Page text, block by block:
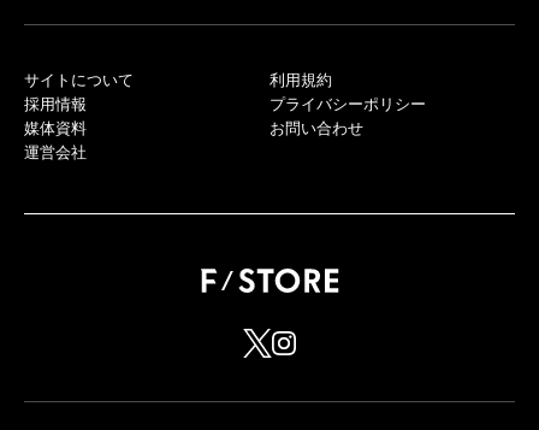
サイトについて
採用情報
媒体資料
運営会社
利用規約
プライバシーポリシー
お問い合わせ